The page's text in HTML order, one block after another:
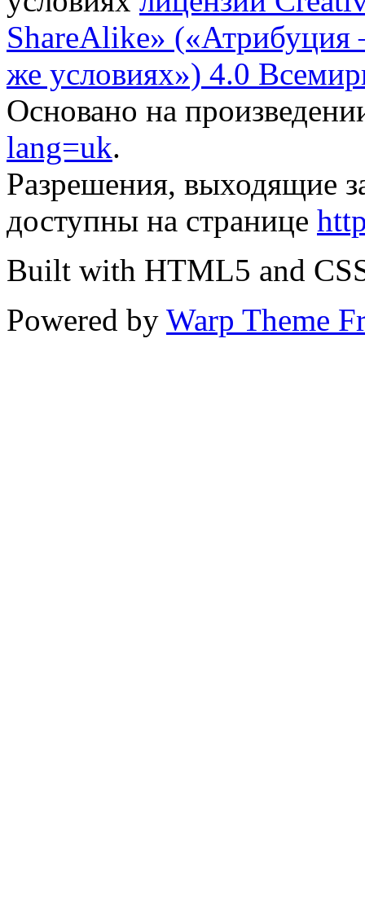
ShareAlike»
же условиях») 4.0
Основано на
lang=uk.
Разрешения, выходящие
доступны на странице
Built with HTML5 and
Powered by Warp Theme